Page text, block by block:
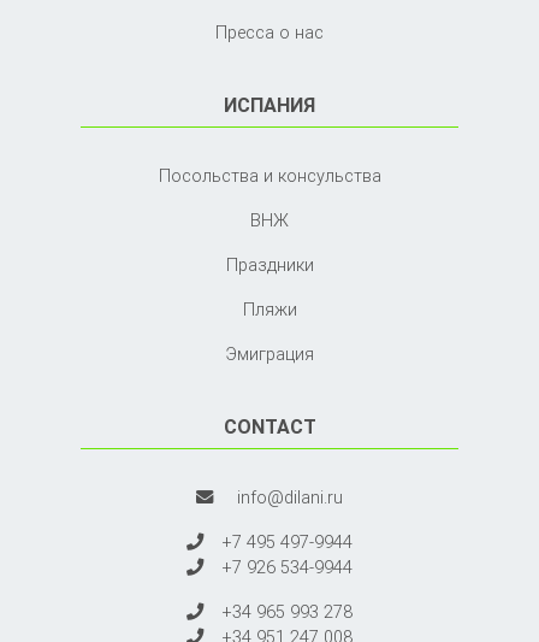
Пресса о нас
ИСПАНИЯ
Посольства и консульства
ВНЖ
Праздники
Пляжи
Эмиграция
CONTACT
info@dilani.ru
+7 495 497-9944
+7 926 534-9944
+34 965 993 278
+34 951 247 008